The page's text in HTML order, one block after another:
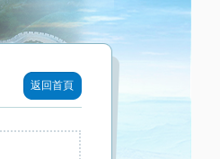
返回首頁